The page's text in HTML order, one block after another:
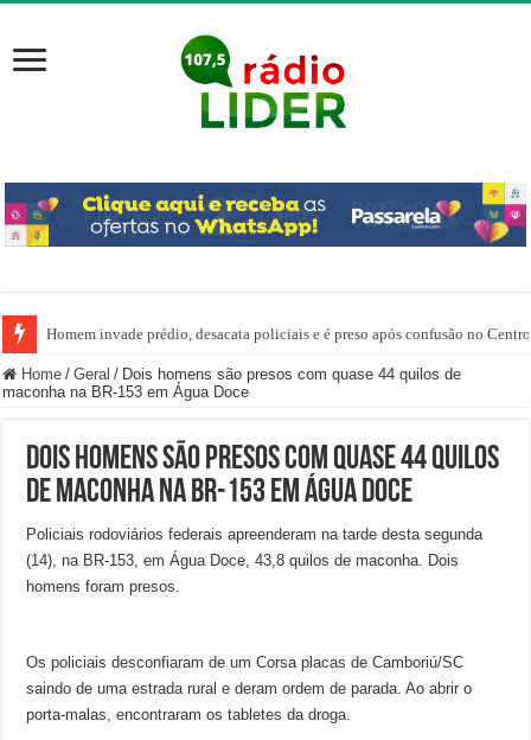
Homem invade prédio, desacata policiais e é preso após confusão no
Home / Geral / Dois homens são presos com quase 44 quilos de
maconha na BR-153 em Água Doce
Dois homens são presos com quase 44 quilos
de maconha na BR-153 em Água Doce
Policiais rodoviários federais apreenderam na tarde desta segunda
(14), na BR-153, em Água Doce, 43,8 quilos de maconha. Dois
homens foram presos.
Os policiais desconfiaram de um Corsa placas de Camboriú/SC
saindo de uma estrada rural e deram ordem de parada. Ao abrir o
porta-malas, encontraram os tabletes da droga.